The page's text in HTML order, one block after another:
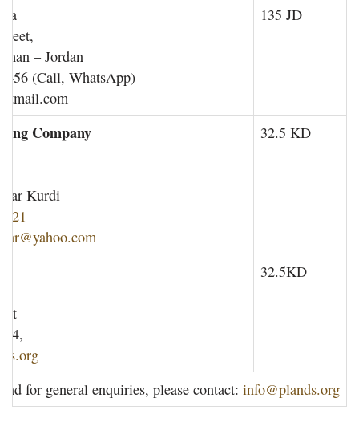
– Jordan
456 (Call, WhatsApp)
135 JD
Company
Kurdi
32.5 KD
32.5KD
for general enquiries, please contact: info@plands.org